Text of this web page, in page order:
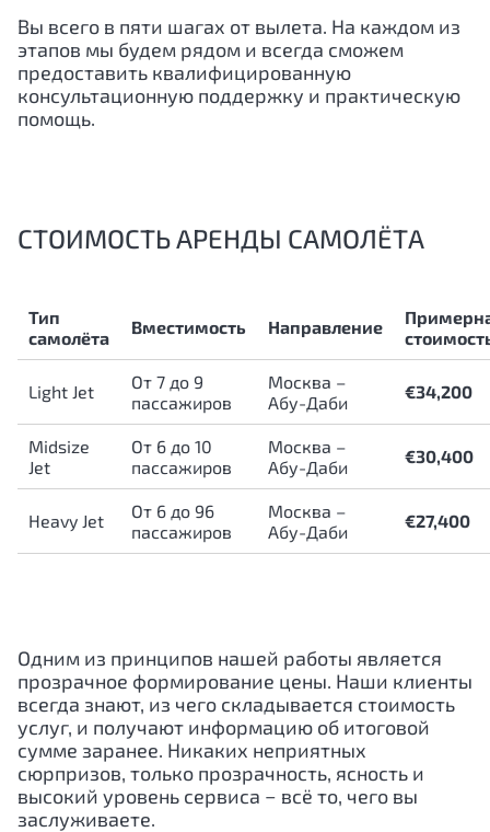
Вы всего в пяти шагах от вылета. На каждом из
этапов мы будем рядом и всегда сможем
предоставить квалифицированную
консультационную поддержку и практическую
помощь.
СТОИМОСТЬ АРЕНДЫ САМОЛЁТА
Тип
самолёта
Вместимость Направление
Light Jet
От 7 до 9
пассажиров
Москва –
Абу-Даби
€34,200
Midsize
Jet
От 6 до 10
пассажиров
Москва –
Абу-Даби
€30,400
Heavy Jet
От 6 до 96
пассажиров
Москва –
Абу-Даби
€27,400
Одним из принципов нашей работы является
прозрачное формирование цены. Наши клиенты
всегда знают, из чего складывается стоимость
услуг, и получают информацию об итоговой
сумме заранее. Никаких неприятных
сюрпризов, только прозрачность, ясность и
высокий уровень сервиса − всё то, чего вы
заслуживаете.